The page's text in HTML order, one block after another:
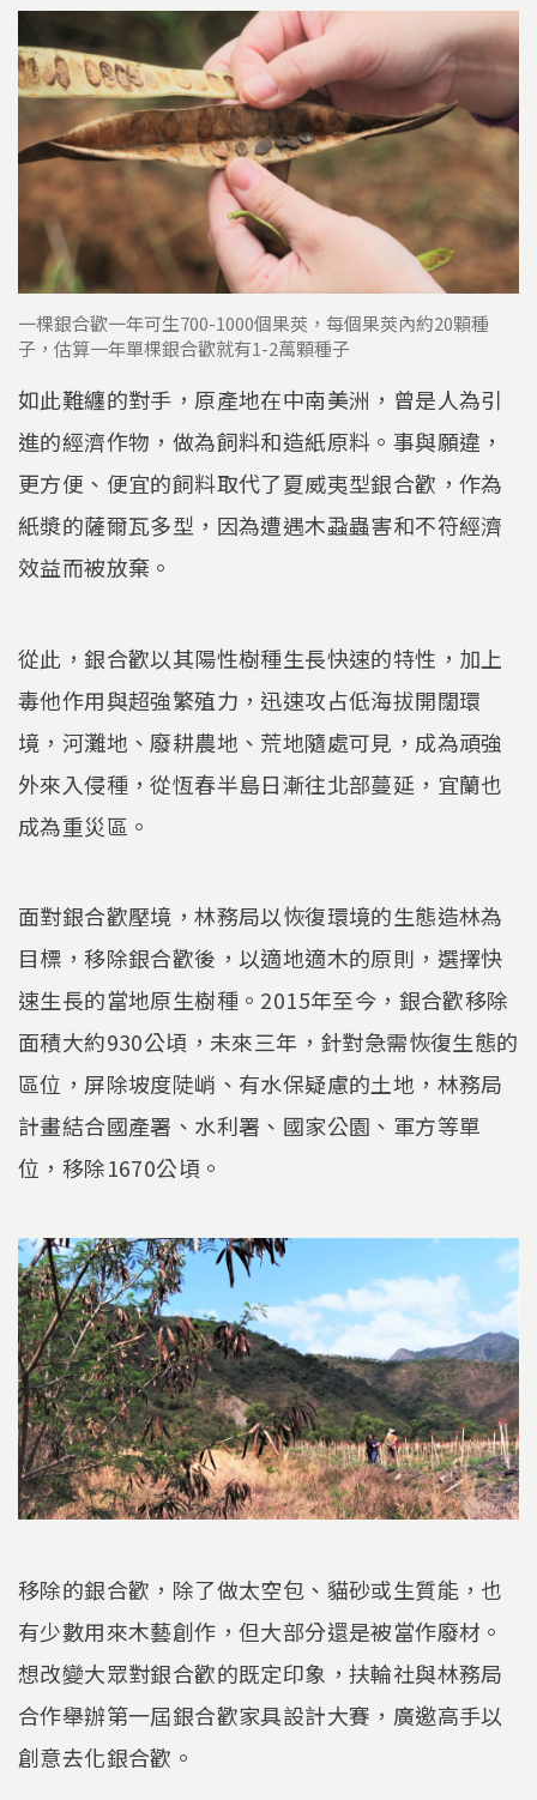
一棵銀合歡一年可生700-1000個果莢，每個果莢內約20顆種
子，估算一年單棵銀合歡就有1-2萬顆種子
如此難纏的對手，原產地在中南美洲，曾是人為引
進的經濟作物，做為飼料和造紙原料。事與願違，
更方便、便宜的飼料取代了夏威夷型銀合歡，作為
紙漿的薩爾瓦多型，因為遭遇木蝨蟲害和不符經濟
效益而被放棄。
從此，銀合歡以其陽性樹種生長快速的特性，加上
毒他作用與超強繁殖力，迅速攻占低海拔開闊環
境，河灘地、廢耕農地、荒地隨處可見，成為頑強
外來入侵種，從恆春半島日漸往北部蔓延，宜蘭也
成為重災區。
面對銀合歡壓境，林務局以恢復環境的生態造林為
目標，移除銀合歡後，以適地適木的原則，選擇快
速生長的當地原生樹種。2015年至今，銀合歡移除
面積大約930公頃，未來三年，針對急需恢復生態的
區位，屏除坡度陡峭、有水保疑慮的土地，林務局
計畫結合國產署、水利署、國家公園、軍方等單
位，移除1670公頃。
移除的銀合歡，除了做太空包、貓砂或生質能，也
有少數用來木藝創作，但大部分還是被當作廢材。
想改變大眾對銀合歡的既定印象，扶輪社與林務局
合作舉辦第一屆銀合歡家具設計大賽，廣邀高手以
創意去化銀合歡。